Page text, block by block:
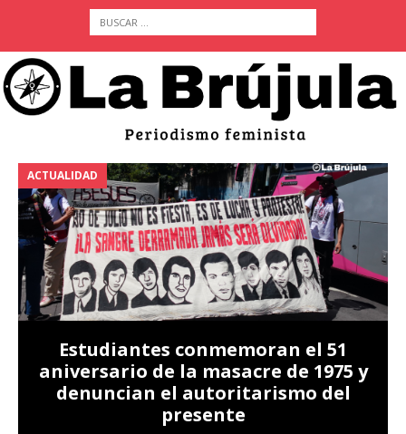
ACTUALIDAD
Estudiantes conmemoran el 51
aniversario de la masacre de 1975 y
denuncian el autoritarismo del
presente